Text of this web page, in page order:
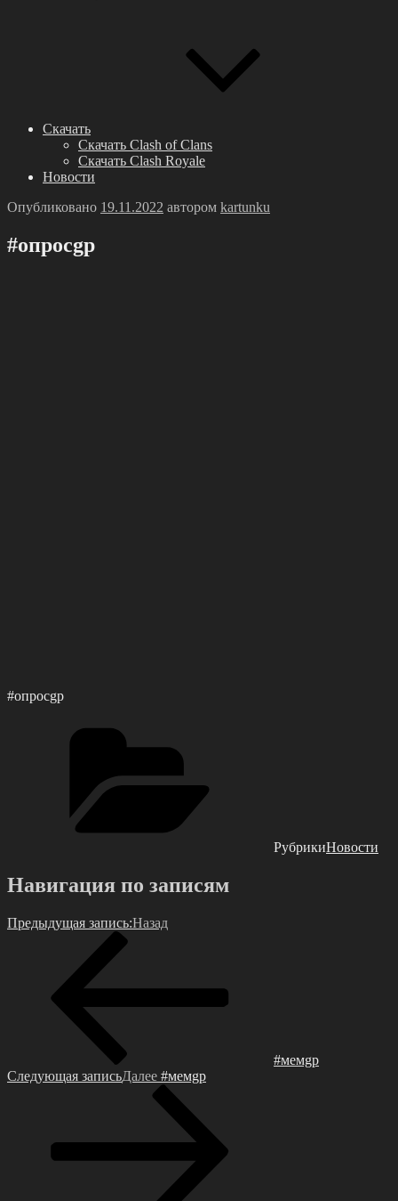
Скачать
Скачать Clash of Clans
Скачать Clash Royale
Новости
Опубликовано 19.11.2022 автором kartunku
#опросgр
#опросgр
РубрикиНовости
Навигация по записям
Предыдущая запись:Назад
#мeмgp
Следующая записьДалее #мемgp